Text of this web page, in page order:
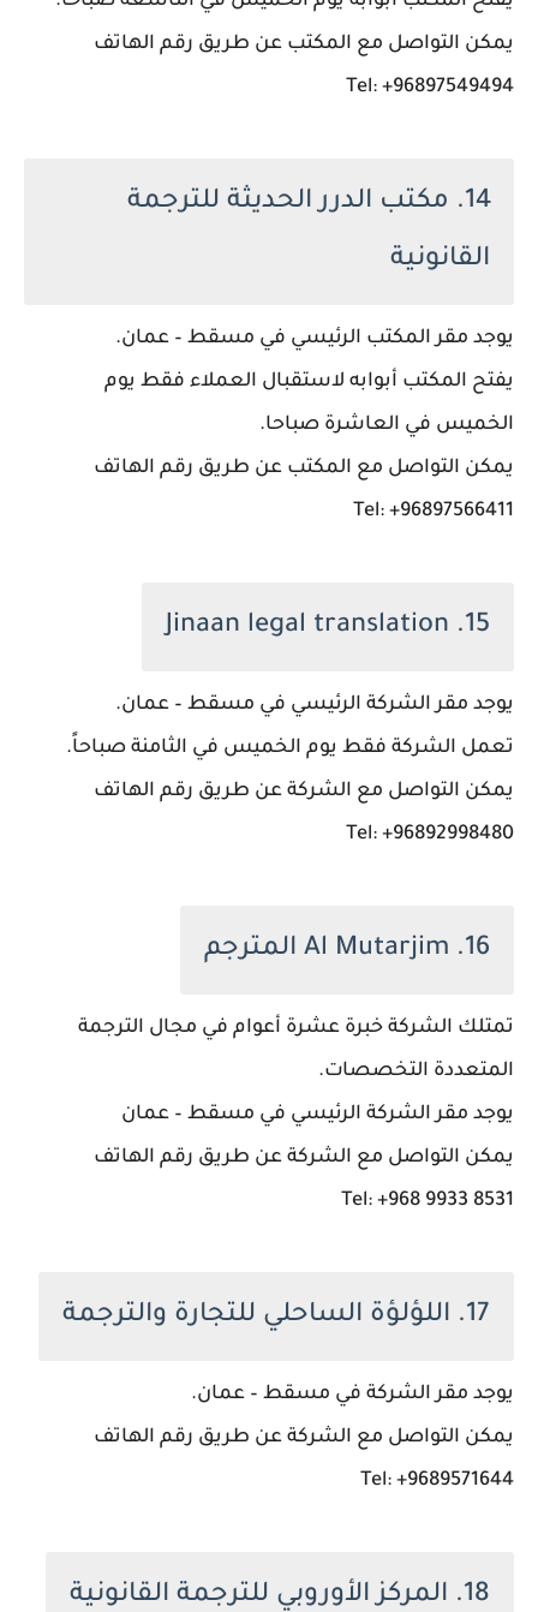
يمكن التواصل مع المكتب عن طريق رقم الهاتف
Tel: +96897549494
14. مكتب الدرر الحديثة للترجمة
القانونية
يوجد مقر المكتب الرئيسي في مسقط – عمان.
يفتح المكتب أبوابه لاستقبال العملاء فقط يوم
الخميس في العاشرة صباحا.
يمكن التواصل مع المكتب عن طريق رقم الهاتف
Tel: +96897566411
15. Jinaan legal translation
يوجد مقر الشركة الرئيسي في مسقط – عمان.
تعمل الشركة فقط يوم الخميس في الثامنة صباحاً.
يمكن التواصل مع الشركة عن طريق رقم الهاتف
Tel: +96892998480
16. Al Mutarjim المترجم
تمتلك الشركة خبرة عشرة أعوام في مجال الترجمة
المتعددة التخصصات.
يوجد مقر الشركة الرئيسي في مسقط – عمان
يمكن التواصل مع الشركة عن طريق رقم الهاتف
Tel: +968 9933 8531
17. اللؤلؤة الساحلي للتجارة والترجمة
يوجد مقر الشركة في مسقط – عمان.
يمكن التواصل مع الشركة عن طريق رقم الهاتف
Tel: +9689571644
18. المركز الأوروبي للترجمة القانونية